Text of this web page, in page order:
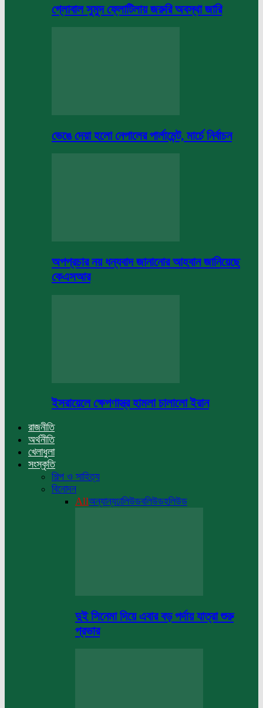
গ্লোবাল সুমুদ ফ্লোটিলায় জরুরি অবস্থা জারি
ভেঙে দেয়া হলো নেপালের পার্লামেন্ট, মার্চে নির্বাচন
অপপ্রচার নয় ধন্যবাদ জানানোর আহবান জানিয়েছে
কেএসআর
ইসরায়েলে ক্ষেপণাস্ত্র হামলা চালালো ইরান
রাজনীতি
অর্থনীতি
খেলাধুলা
সংস্কৃতি
শিল্প ও সাহিত্য
বিনোদন
Allঅন্যান্যঢালিউডবলিউডহলিউড
দুই সিনেমা দিয়ে এবার বড় পর্দায় যাত্রা শুরু
প্রভার